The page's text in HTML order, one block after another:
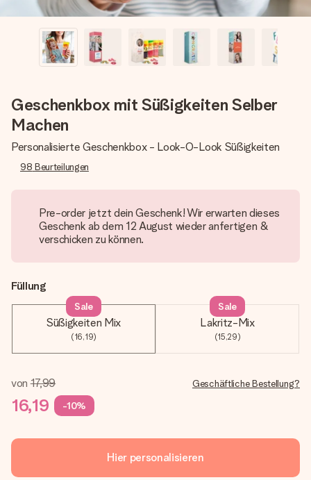
Geschenkbox mit Süßigkeiten Selber
Machen
Personalisierte Geschenkbox - Look-O-Look Süßigkeiten
98 Beurteilungen
Pre-order jetzt dein Geschenk! Wir erwarten dieses
Geschenk ab dem 12 August wieder anfertigen &
verschicken zu können.
Füllung
Süßigkeiten Mix
(16,19)
Sale
Lakritz-Mix
(15,29)
Sale
von 17,99
16,19 -10%
Geschäftliche Bestellung?
Hier personalisieren